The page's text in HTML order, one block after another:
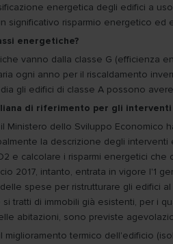
energetica degli edifici a
significativo risparmio energetico
energetiche?
vanno dalla classe G (efficienza
ogni anno per il riscaldamento
gli edifici di classe A possono
di riferimento per gli
Ministero dello Sviluppo Economico
la descrizione degli
e calcolare i risparmi energetici che
2017, intanto, entrata in vigore l'1
spese per ristrutturare gli edifici
tratti di immobili già esistenti, per i
abitazioni, sono previste
miglioramento termico dell'edificio